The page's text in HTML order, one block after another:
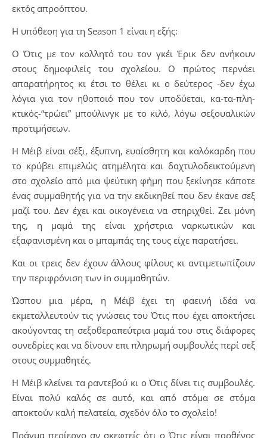
εκτός απροόπτου.
Η υπόθεση για τη Season 1 είναι η εξής:
Ο Ότις με τον κολλητό του τον γκέι Έρικ δεν ανήκουν
στους δημοφιλείς του σχολείου. Ο πρώτος περνάει
απαρατήρητος κι έτσι το θέλει κι ο δεύτερος -δεν έχω
λόγια για τον ηθοποιό που τον υποδύεται, κα-τα-πλη-
κτικός-“τρώει” μπούλινγκ με το κιλό, λόγω σεξουαλικών
προτιμήσεων.
Η Μέιβ είναι σέξι, έξυπνη, ευαίσθητη και καλόκαρδη που
το κρύβει επιμελώς ατημέλητα και δαχτυλοδεικτούμενη
στο σχολείο από μια ψεύτικη φήμη που ξεκίνησε κάποτε
ένας συμμαθητής για να την εκδικηθεί που δεν έκανε σεξ
μαζί του. Δεν έχει και οικογένεια να στηριχθεί. Ζει μόνη
της, η μαμά της είναι χρήστρια ναρκωτικών και
εξαφανισμένη και ο μπαμπάς της τους είχε παρατήσει.
Και οι τρεις δεν έχουν άλλους φίλους κι αντιμετωπίζουν
την περιφρόνιση των in συμμαθητών.
Ώσπου μια μέρα, η Μέιβ έχει τη φαεινή ιδέα να
εκμεταλλευτούν τις γνώσεις του Ότις που έχει αποκτήσει
ακούγοντας τη σεξοθεραπεύτρια μαμά του στις διάφορες
συνεδρίες και να δίνουν επι πληρωμή συμβουλές περί σεξ
στους συμμαθητές.
Η Μέιβ κλείνει τα ραντεβού κι ο Ότις δίνει τις συμβουλές.
Είναι πολύ καλός σε αυτό, και από στόμα σε στόμα
αποκτούν καλή πελατεία, σχεδόν όλο το σχολείο!
Πράγμα περίεργο αν σκεφτείς ότι ο Ότις είναι παρθένος